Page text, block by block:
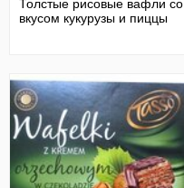
Толстые рисовые вафли со
вкусом кукурузы и пиццы